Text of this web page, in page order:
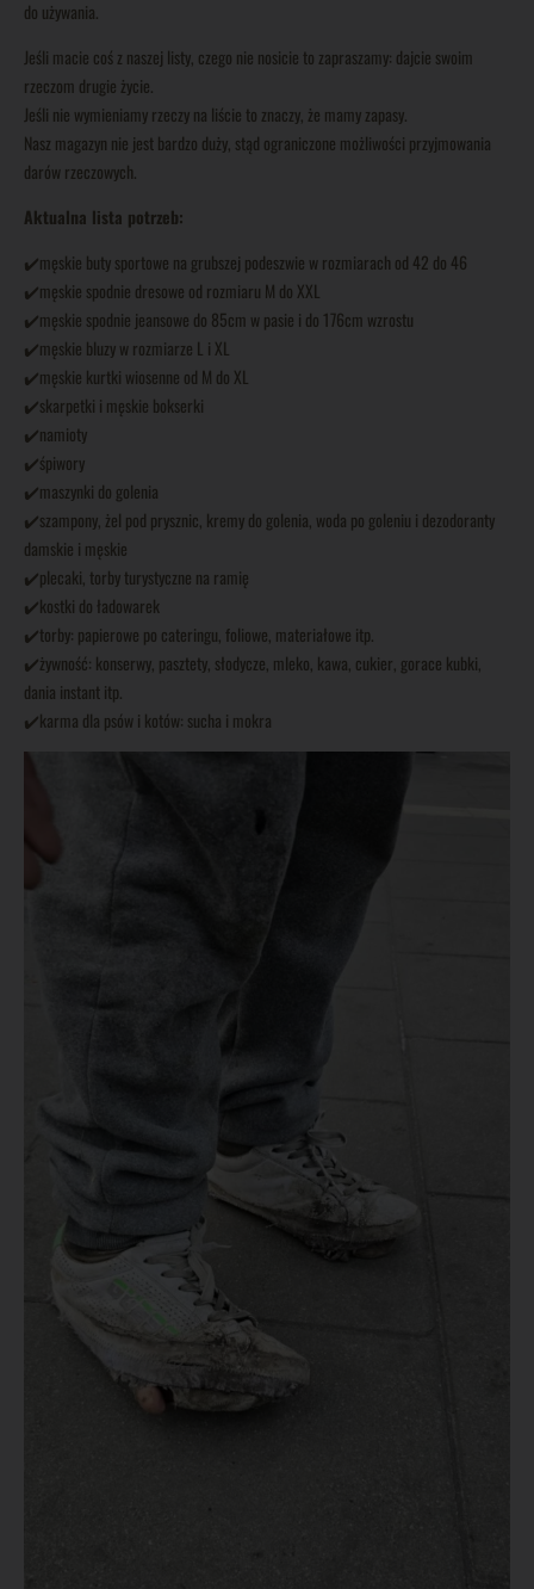
do używania.
Jeśli macie coś z naszej listy, czego nie nosicie to zapraszamy: dajcie swoim
rzeczom drugie życie.
Jeśli nie wymieniamy rzeczy na liście to znaczy, że mamy zapasy.
Nasz magazyn nie jest bardzo duży, stąd ograniczone możliwości przyjmowania
darów rzeczowych.
Aktualna lista potrzeb:
✔️męskie buty sportowe na grubszej podeszwie w rozmiarach od 42 do 46
✔️męskie spodnie dresowe od rozmiaru M do XXL
✔️męskie spodnie jeansowe do 85cm w pasie i do 176cm wzrostu
✔️męskie bluzy w rozmiarze L i XL
✔️męskie kurtki wiosenne od M do XL
✔️skarpetki i męskie bokserki
✔️namioty
✔️śpiwory
✔️maszynki do golenia
✔️szampony, żel pod prysznic, kremy do golenia, woda po goleniu i dezodoranty
damskie i męskie
✔️plecaki, torby turystyczne na ramię
✔️kostki do ładowarek
✔️torby: papierowe po cateringu, foliowe, materiałowe itp.
✔️żywność: konserwy, pasztety, słodycze, mleko, kawa, cukier, gorace kubki,
dania instant itp.
✔️karma dla psów i kotów: sucha i mokra